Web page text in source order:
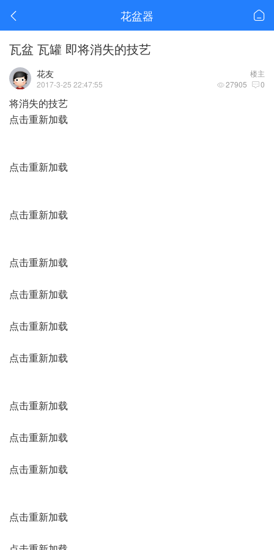
花盆器
瓦盆 瓦罐 即将消失的技艺
楼主
花友
27905 0
2017-3-25 22:47:55
将消失的技艺
点击重新加载
点击重新加载
点击重新加载
点击重新加载
点击重新加载
点击重新加载
点击重新加载
点击重新加载
点击重新加载
点击重新加载
点击重新加载